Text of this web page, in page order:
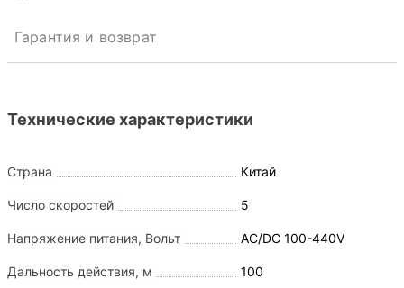
Гарантия и возврат
Технические характеристики
Страна Китай
Число скоростей 5
Напряжение питания, Вольт AC/DC 100-440V
Дальность действия, м 100